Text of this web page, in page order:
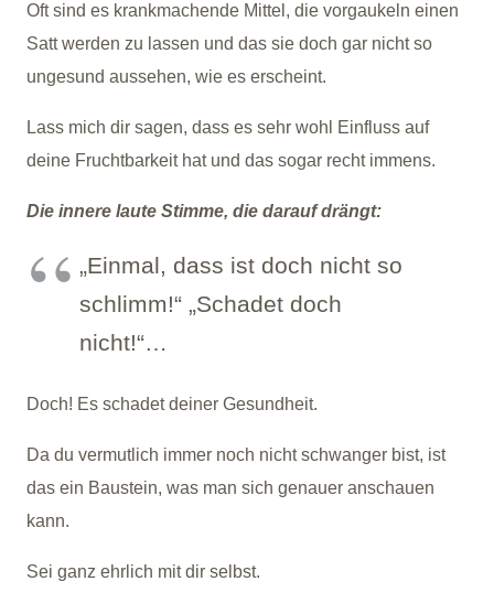
Oft sind es krankmachende Mittel, die vorgaukeln einen
Satt werden zu lassen und das sie doch gar nicht so
ungesund aussehen, wie es erscheint.
Lass mich dir sagen, dass es sehr wohl Einfluss auf
deine Fruchtbarkeit hat und das sogar recht immens.
Die innere laute Stimme, die darauf drängt:
„Einmal, dass ist doch nicht so
schlimm!“ „Schadet doch
nicht!“…
Doch! Es schadet deiner Gesundheit.
Da du vermutlich immer noch nicht schwanger bist, ist
das ein Baustein, was man sich genauer anschauen
kann.
Sei ganz ehrlich mit dir selbst.